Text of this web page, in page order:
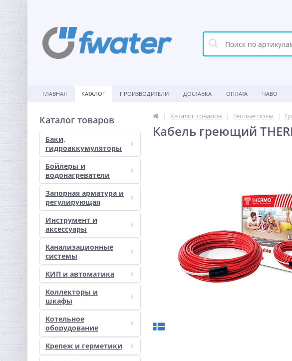
ГЛАВНАЯ КАТАЛОГ ПРОИЗВОДИТЕЛИ ДОСТАВКА ОПЛАТА ЧАВО
Каталог товаров
Баки,
гидроаккумуляторы
Бойлеры и
водонагреватели
Запорная арматура и
регулирующая
Инструмент и
аксессуары
Канализационные
системы
КИП и автоматика
Коллекторы и
шкафы
Котельное
оборудование
Крепеж и герметики
Каталог товаров Теплые полы
Кабель греющий